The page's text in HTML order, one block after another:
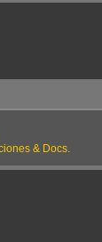
avanzada
& Docs.